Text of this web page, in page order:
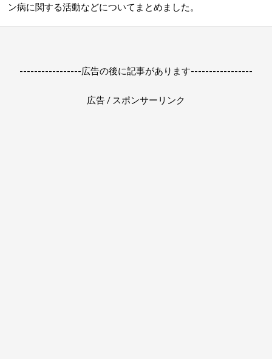
ン病に関する活動などについてまとめました。
-----------------広告の後に記事があります-----------------
広告 / スポンサーリンク